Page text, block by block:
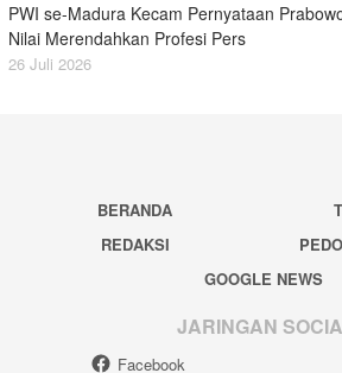
PWI se-Madura Kecam Pernyataan
Nilai Merendahkan Profesi Pers
26 Juli 2026
BERANDA
REDAKSI
GOOGLE NEWS
JARINGAN
Facebook